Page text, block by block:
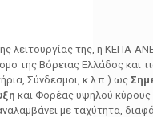
λειτουργίας της, η ΚΕΠΑ-
της Βόρειας Ελλάδος και
Σύνδεσμοι, κ.λ.π.) ως
και Φορέας υψηλού κύρους
με ταχύτητα,